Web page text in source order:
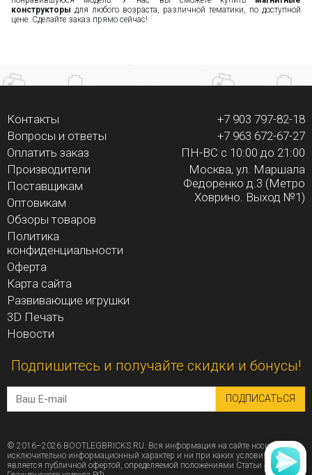
конструкторы для любого возраста, различной тематики, по доступной
цене. Сделайте заказ прямо сейчас!
Контакты
Вопросы и ответы
Оплатить заказ
Производители
Поставщикам
Оптовикам
Обзоры товаров
Политика
конфиденциальности
Оферта
Карта сайта
Развивающие игрушки
3D Печать
Новости
+7 903 797-82-18
+7 963 672-67-27
ПН-ВС с 10:00 до 21:00
Москва, ул. Маршала
Федоренко д.3 (Метро
Ховрино. Выход №1)
Подпишитесь и получайте скидки и бонусы!
ПОДПИСАТЬСЯ
© 2016–2026 BOOTLEGBRICKS.RU. Вся информация на сайте носит
исключительно информационный характер и ни при каких условиях не
является публичной офертой, определяемой положениями Статьи 437 (2)